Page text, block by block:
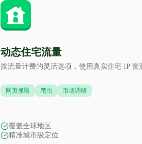
动态住宅流量
按流量计费的灵活选项，使用真实住宅 IP 资
网页抓取 爬虫 市场调研
覆盖全球地区
精准城市级定位